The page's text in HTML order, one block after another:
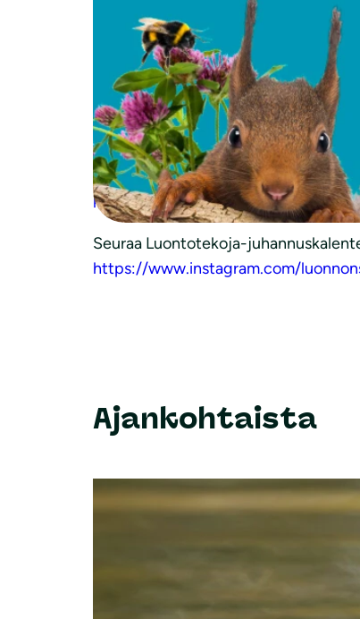
1. kesäkuuta käynnistyy
luontotekoja ja siten auttaa
24 Luontotekoa -
avautuu päivittäin aina
vaikka perhe ja muut läheiset
Seuraa Luontotekoja-
https://www.facebook.com/
Seuraa Luontotekoja-
https://www.instagram.com/
Ajankohtaista